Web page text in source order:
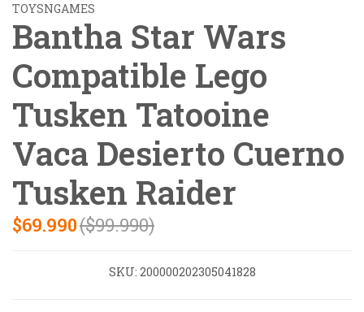
TOYSNGAMES
Bantha Star Wars
Compatible Lego
Tusken Tatooine
Vaca Desierto Cuerno
Tusken Raider
$69.990($99.990)
SKU: 200000202305041828